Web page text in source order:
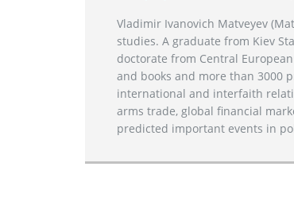
Vladimir Ivanovich Matveyev
studies. A graduate from Kiev
doctorate from Central
and books and more than 3000
international and interfaith
arms trade, global financial
predicted important events in